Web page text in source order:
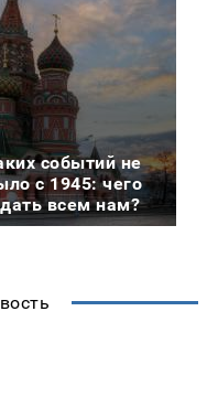
событий не
с 1945: чего
всем нам?